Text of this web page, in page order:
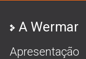
A Wermar
Apresentação